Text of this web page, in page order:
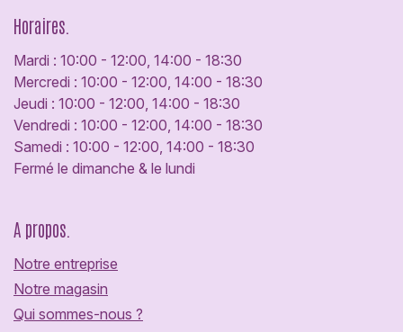
Horaires.
Mardi : 10:00 - 12:00, 14:00 - 18:30
Mercredi : 10:00 - 12:00, 14:00 - 18:30
Jeudi : 10:00 - 12:00, 14:00 - 18:30
Vendredi : 10:00 - 12:00, 14:00 - 18:30
Samedi : 10:00 - 12:00, 14:00 - 18:30
Fermé le dimanche & le lundi
A propos.
Notre entreprise
Notre magasin
Qui sommes-nous ?